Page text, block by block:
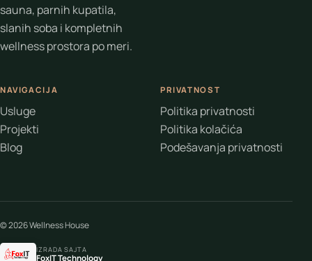
sauna, parnih kupatila,
slanih soba i kompletnih
wellness prostora po meri.
NAVIGACIJA
Usluge
Projekti
Blog
PRIVATNOST
Politika privatnosti
Politika kolačića
Podešavanja privatnosti
© 2026 Wellness House
IZRADA SAJTA
FoxIT Technology